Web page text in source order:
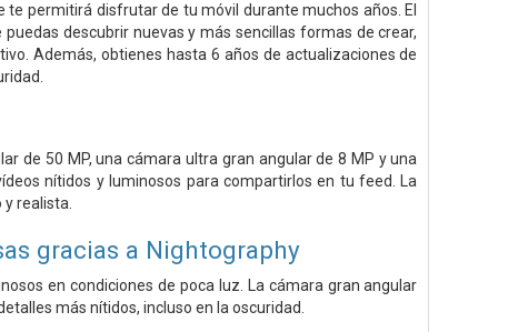
permitirá disfrutar de tu móvil durante muchos años. El
descubrir nuevas y más sencillas formas de crear,
Además, obtienes hasta 6 años de actualizaciones de
de 50 MP, una cámara ultra gran angular de 8 MP y una
nítidos y luminosos para compartirlos en tu feed. La
realista.
gracias a Nightography
en condiciones de poca luz. La cámara gran angular
más nítidos, incluso en la oscuridad.